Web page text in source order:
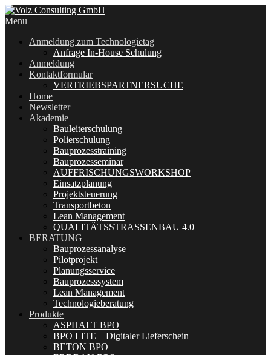
Menu
Anmeldung zum Technologietag
Anfrage In-House Schulung
Anmeldung
Kontaktformular
VERTRIEBSPARTNERSUCHE
Home
Newsletter
Akademie
Bauleiterschulung
Polierschulung
Bauprozesstraining
Bauprozesseminar
AUFFRISCHUNGSWORKSHOP
Einsatzplanung
Projektsteuerung
Transportbeton
Lean Management
QUALITÄTSSTRASSENBAU 4.0
BERATUNG
Bauprozessanalyse
Pilotprojekt
Planungsservice
Bauprozesssystem
Lean Management
Technologieberatung
Produkte
ASPHALT BPO
BPO LITE – Digitaler Lieferschein
BETON BPO